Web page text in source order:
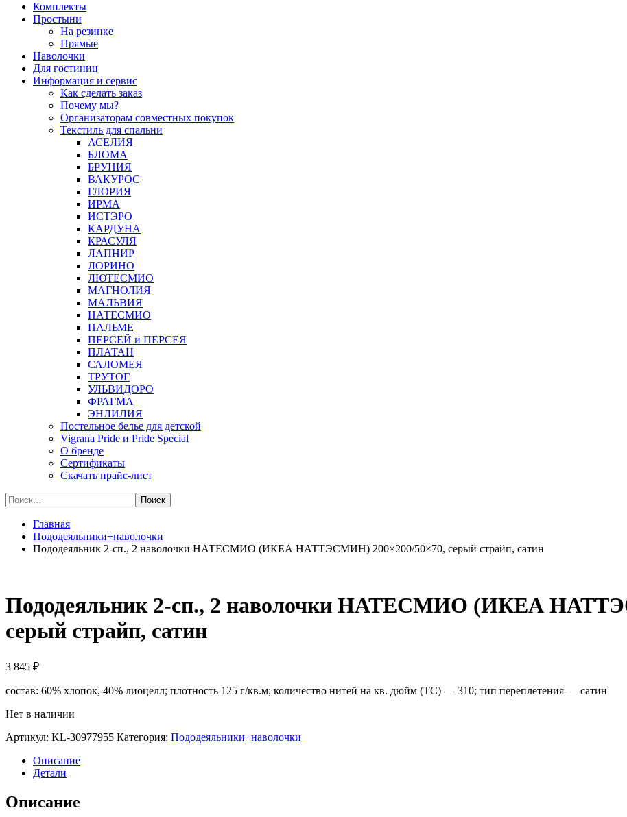
Комплекты
Простыни
На резинке
Прямые
Наволочки
Для гостиниц
Информация и сервис
Как сделать заказ
Почему мы?
Организаторам совместных покупок
Текстиль для спальни
АСЕЛИЯ
БЛОМА
БРУНИЯ
ВАКУРОС
ГЛОРИЯ
ИРМА
ИСТЭРО
КАРДУНА
КРАСУЛЯ
ЛАПНИР
ЛОРИНО
ЛЮТЕСМИО
МАГНОЛИЯ
МАЛЬВИЯ
НАТЕСМИО
ПАЛЬМЕ
ПЕРСЕЙ и ПЕРСЕЯ
ПЛАТАН
САЛОМЕЯ
ТРУТОГ
УЛЬВИДОРО
ФРАГМА
ЭНЛИЛИЯ
Постельное белье для детской
Vigrana Pride и Pride Special
О бренде
Сертификаты
Скачать прайс-лист
Найти:
Главная
Пододеяльники+наволочки
Пододеяльник 2-сп., 2 наволочки НАТЕСМИО (ИКЕА НАТТЭСМИН) 200×200/50×70, серый страйп, сатин
Пододеяльник 2-сп., 2 наволочки НАТЕСМИО (ИКЕА
серый страйп, сатин
3 845 ₽
состав: 60% хлопок, 40% лиоцелл; плотность 125 г/кв.м; количество нитей на кв. дюйм (TC) — 310; тип переплетения — сатин
Нет в наличии
Артикул: KL-30977955 Категория: Пододеяльники+наволочки
Описание
Детали
Описание